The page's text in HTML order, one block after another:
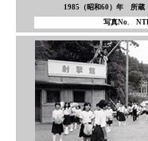
1985（昭和60）年 所蔵
写真No.